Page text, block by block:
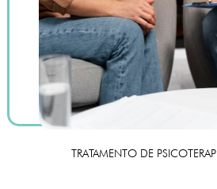
TRATAMENTO DE